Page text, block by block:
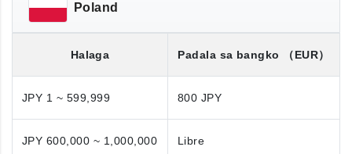
Poland
Halaga Padala sa bangko （EUR）
JPY 1 ~ 599,999 800 JPY
JPY 600,000 ~ 1,000,000 Libre